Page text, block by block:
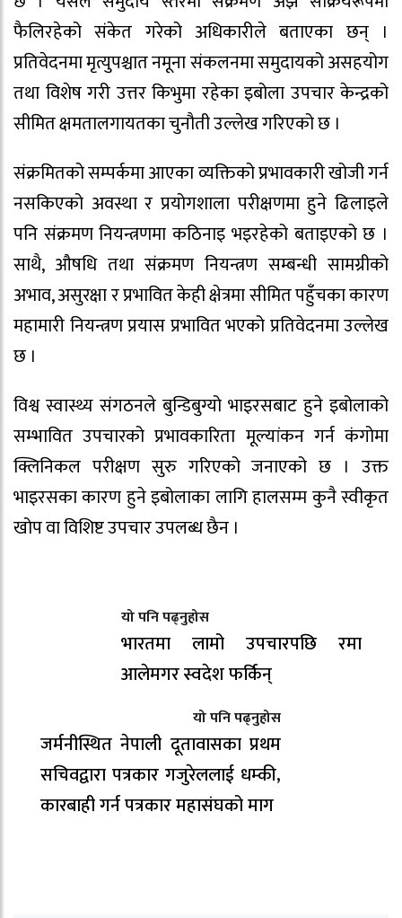
फैलिरहेको संकेत गरेको अधिकारीले बताएका छन् ।
प्रतिवेदनमा मृत्युपश्चात नमूना संकलनमा समुदायको असहयोग
तथा विशेष गरी उत्तर किभुमा रहेका इबोला उपचार केन्द्रको
सीमित क्षमतालगायतका चुनौती उल्लेख गरिएको छ ।
संक्रमितको सम्पर्कमा आएका व्यक्तिको प्रभावकारी खोजी गर्न
नसकिएको अवस्था र प्रयोगशाला परीक्षणमा हुने ढिलाइले
पनि संक्रमण नियन्त्रणमा कठिनाइ भइरहेको बताइएको छ ।
साथै, औषधि तथा संक्रमण नियन्त्रण सम्बन्धी सामग्रीको
अभाव, असुरक्षा र प्रभावित केही क्षेत्रमा सीमित पहुँचका कारण
महामारी नियन्त्रण प्रयास प्रभावित भएको प्रतिवेदनमा उल्लेख
छ ।
विश्व स्वास्थ्य संगठनले बुन्डिबुग्यो भाइरसबाट हुने इबोलाको
सम्भावित उपचारको प्रभावकारिता मूल्यांकन गर्न कंगोमा
क्लिनिकल परीक्षण सुरु गरिएको जनाएको छ । उक्त
भाइरसका कारण हुने इबोलाका लागि हालसम्म कुनै स्वीकृत
खोप वा विशिष्ट उपचार उपलब्ध छैन ।
यो पनि पढ्नुहोस
भारतमा लामो उपचारपछि रमा
आलेमगर स्वदेश फर्किन्
यो पनि पढ्नुहोस
जर्मनीस्थित नेपाली दूतावासका प्रथम
सचिवद्वारा पत्रकार गजुरेललाई धम्की,
कारबाही गर्न पत्रकार महासंघको माग